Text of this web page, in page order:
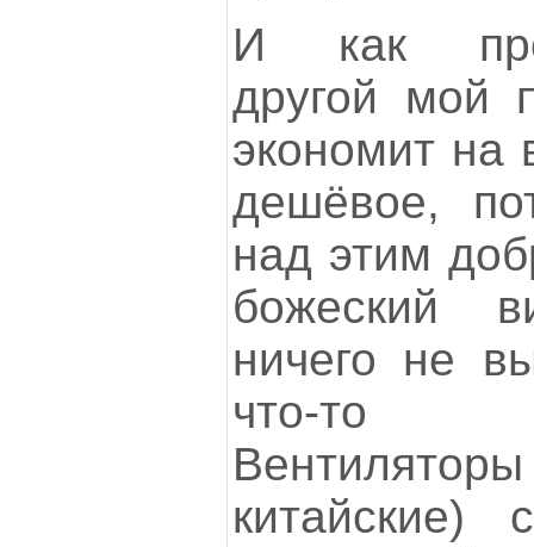
И как
другой мой
экономит на
дешёвое,
над этим
божеский
ничего не
что-то
китайские)